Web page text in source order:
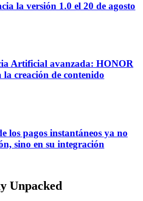
la versión 1.0 el 20 de agosto
Artificial avanzada: HONOR
creación de contenido
los pagos instantáneos ya no
sino en su integración
Unpacked